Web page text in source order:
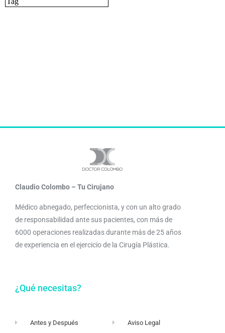
Claudio Colombo – Tu Cirujano
Médico abnegado, perfeccionista, y con un alto grado
de responsabilidad ante sus pacientes, con más de
6000 operaciones realizadas durante más de 25 años
de experiencia en el ejercicio de la Cirugía Plástica.
¿Qué necesitas?
Antes y Después Aviso Legal